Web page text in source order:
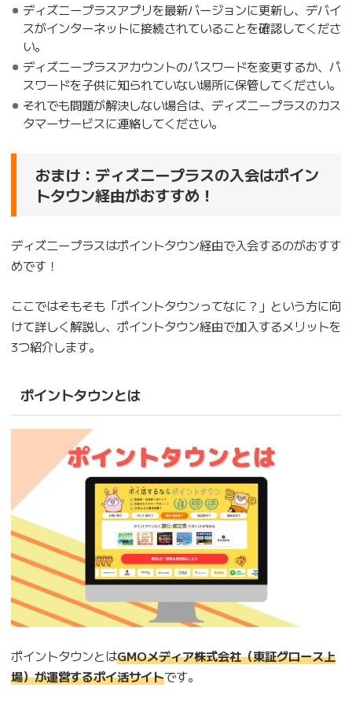
ディズニープラスアプリを最新バージョンに更新し、デバイ
スがインターネットに接続されていることを確認してくださ
い。
ディズニープラスアカウントのパスワードを変更するか、パ
スワードを子供に知られていない場所に保管してください。
それでも問題が解決しない場合は、ディズニープラスのカス
タマーサービスに連絡してください。
おまけ：ディズニープラスの入会はポイン
トタウン経由がおすすめ！
ディズニープラスはポイントタウン経由で入会するのがおすす
めです！
ここではそもそも「ポイントタウンってなに？」という方に向
けて詳しく解説し、ポイントタウン経由で加入するメリットを
3つ紹介します。
ポイントタウンとは
ポイントタウンとはGMOメディア株式会社（東証グロース上
場）が運営するポイ活サイトです。